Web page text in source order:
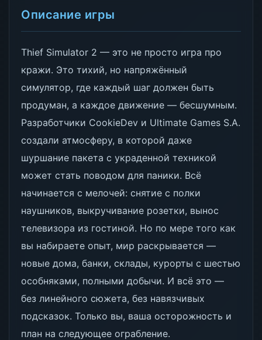
Описание игры
Thief Simulator 2 — это не просто игра про
кражи. Это тихий, но напряжённый
симулятор, где каждый шаг должен быть
продуман, а каждое движение — бесшумным.
Разработчики CookieDev и Ultimate Games S.A.
создали атмосферу, в которой даже
шуршание пакета с украденной техникой
может стать поводом для паники. Всё
начинается с мелочей: снятие с полки
наушников, выкручивание розетки, вынос
телевизора из гостиной. Но по мере того как
вы набираете опыт, мир раскрывается —
новые дома, банки, склады, курорты с шестью
особняками, полными добычи. И всё это —
без линейного сюжета, без навязчивых
подсказок. Только вы, ваша осторожность и
план на следующее ограбление.